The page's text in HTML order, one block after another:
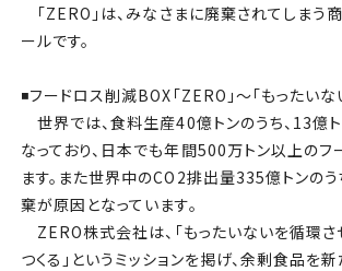
「ZERO」は、みなさまに廃棄されてしまう
ールです。
◾️フードロス削減BOX「ZERO」〜「もったい
世界では、食料生産40億トンのうち、13億
なっており、日本でも年間500万トン以上のフ
ます。また世界中のCO2排出量335億トンの
棄が原因となっています。
ZERO株式会社は、「もったいないを循環さ
つくる」というミッションを掲げ、余剰食品を